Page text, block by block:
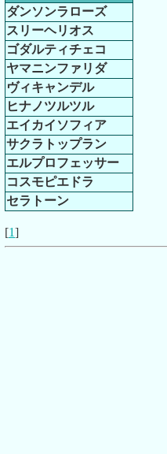
ダンソンラローズ
スリーヘリオス
ゴダルティチェコ
ヤマニンファリダ
ヴィキャンデル
ヒナノツルツル
エイカイソフィア
サクラトップラン
エルプロフェッサー
コスモピエドラ
セラトーン
[1]